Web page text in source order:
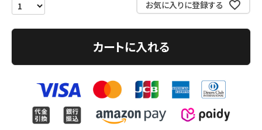
お気に入りに登録する
カートに入れる